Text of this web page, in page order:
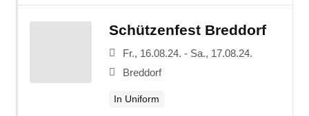
Schützenfest Breddorf
Fr., 16.08.24. - Sa., 17.08.24.
Breddorf
In Uniform